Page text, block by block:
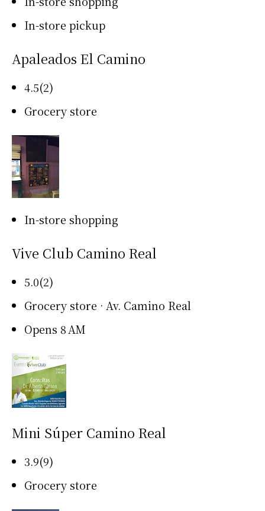
In-store pickup
Apaleados El Camino
4.5(2)
Grocery store
In-store shopping
Vive Club Camino Real
5.0(2)
Grocery store · Av. Camino Real
Opens 8 AM
Mini Súper Camino Real
3.9(9)
Grocery store